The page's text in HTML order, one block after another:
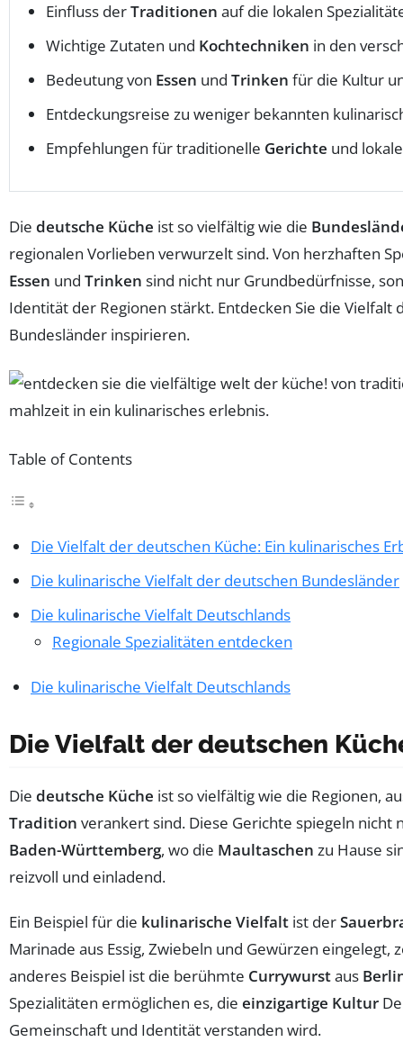
Einfluss derTraditionen auf die lokalen
Wichtige Zutaten und Kochtechniken in den
Bedeutung von Essen und Trinken für die Kultur
Entdeckungsreise zu weniger bekannten
Empfehlungen für traditionelle Gerichte und
Die deutsche Küche ist so vielfältig wie die
regionalen Vorlieben verwurzelt sind. Von herzhaften
Essen und Trinken sind nicht nur Grundbedürfnisse,
Identität der Regionen stärkt. Entdecken Sie die
Bundesländer inspirieren.
Table of Contents
Die Vielfalt der deutschen Küche: Ein kulinarisches
Die kulinarische Vielfalt der deutschen Bundesländer
Die kulinarische Vielfalt Deutschlands
Regionale Spezialitäten entdecken
Die kulinarische Vielfalt Deutschlands
Die Vielfalt der deutschen
Die deutsche Küche ist so vielfältig wie die Regionen,
Tradition verankert sind. Diese Gerichte spiegeln
Baden-Württemberg, wo die Maultaschen zu Hause
reizvoll und einladend.
Ein Beispiel für die kulinarische Vielfalt ist der
Marinade aus Essig, Zwiebeln und Gewürzen
anderes Beispiel ist die berühmte Currywurstaus
Spezialitäten ermöglichen es, die einzigartige Kultur
Gemeinschaft und Identität verstanden wird.